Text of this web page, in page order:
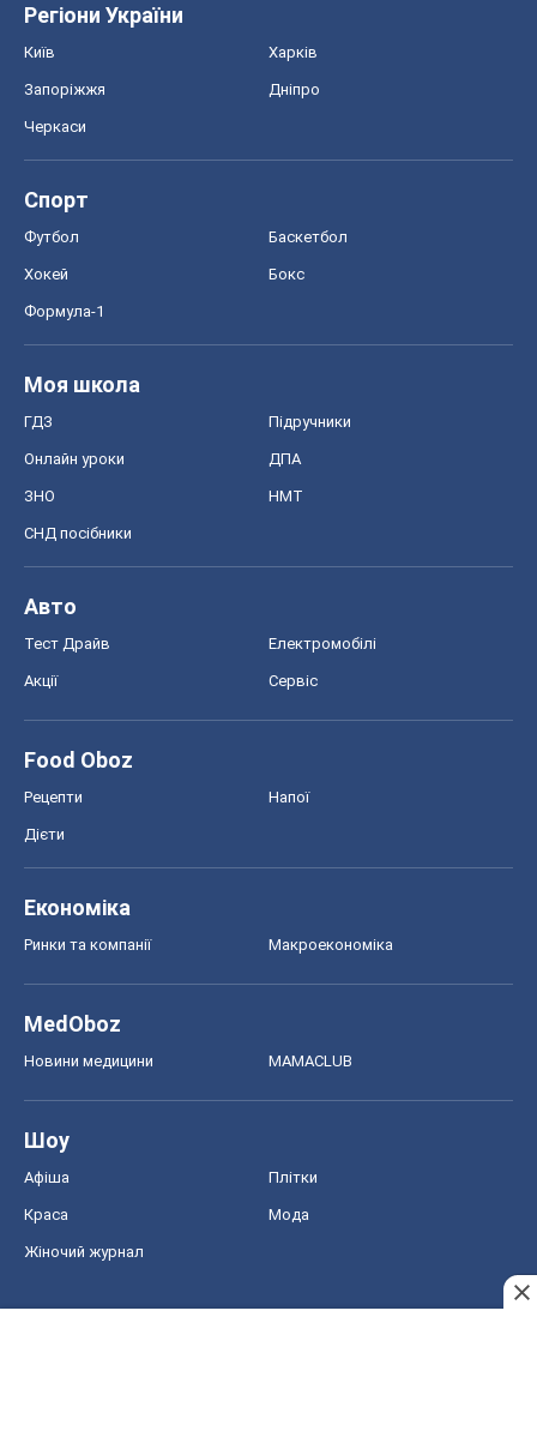
Регіони України
Київ Харків
Запоріжжя Дніпро
Черкаси
Спорт
Футбол Баскетбол
Хокей Бокс
Формула-1
Моя школа
ГДЗ Підручники
Онлайн уроки ДПА
ЗНО НМТ
СНД посібники
Авто
Тест Драйв Електромобілі
Акції Сервіс
Food Oboz
Рецепти Напої
Дієти
Економіка
Ринки та компанії Макроекономіка
MedOboz
Новини медицини MAMACLUB
Шоу
Афіша Плітки
Краса Мода
Жіночий журнал